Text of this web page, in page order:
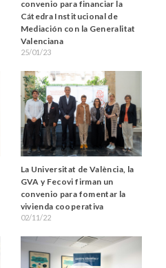
convenio para financiar la
Cátedra Institucional de
Mediación con la Generalitat
Valenciana
25/01/23
La Universitat de València, la
GVA y Fecovi firman un
convenio para fomentar la
vivienda cooperativa
02/11/22